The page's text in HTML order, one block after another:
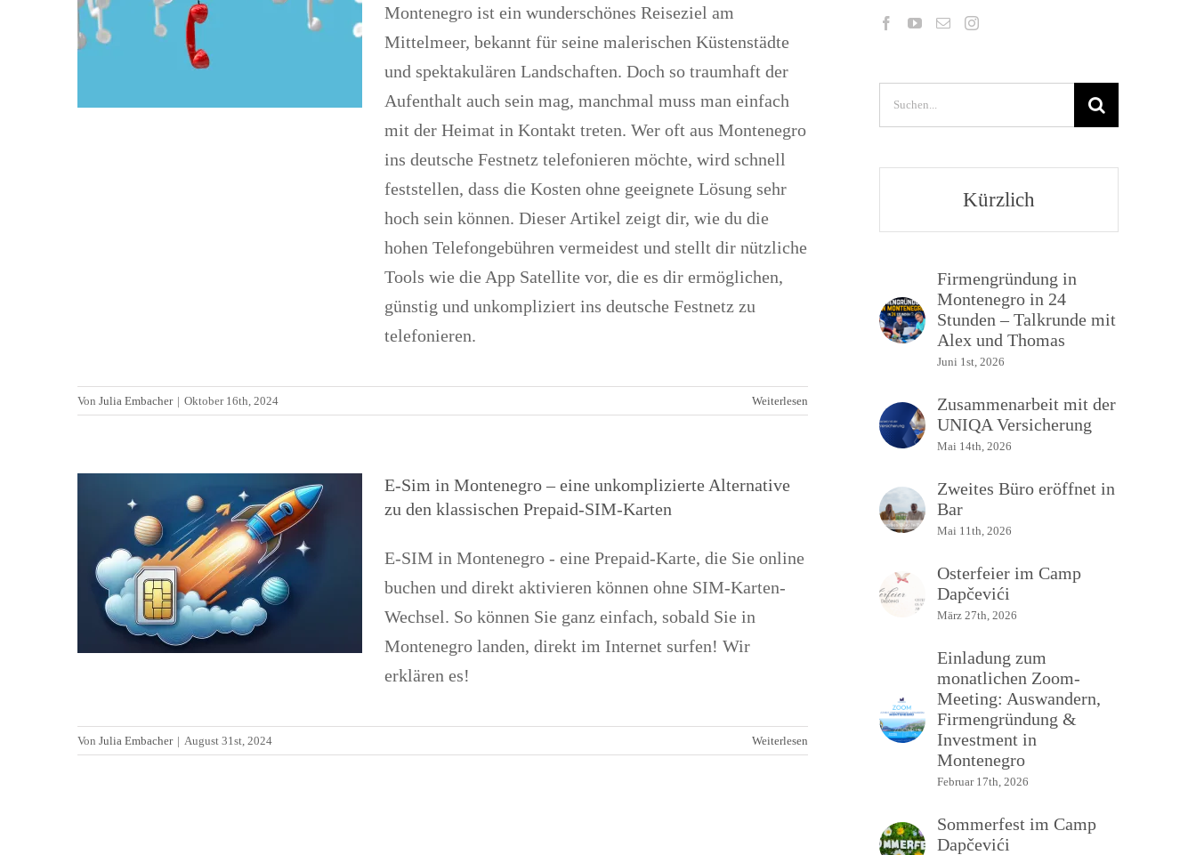
Montenegro ist ein wunderschönes Reiseziel am
Mittelmeer, bekannt für seine malerischen Küstenstädte
und spektakulären Landschaften. Doch so traumhaft der
Aufenthalt auch sein mag, manchmal muss man einfach
mit der Heimat in Kontakt treten. Wer oft aus Montenegro
ins deutsche Festnetz telefonieren möchte, wird schnell
feststellen, dass die Kosten ohne geeignete Lösung sehr
hoch sein können. Dieser Artikel zeigt dir, wie du die
hohen Telefongebühren vermeidest und stellt dir nützliche
Tools wie die App Satellite vor, die es dir ermöglichen,
günstig und unkompliziert ins deutsche Festnetz zu
telefonieren.
Von Julia Embacher | Oktober 16th, 2024 Weiterlesen
zu den klassischen Prepaid-
Telefon
E-Sim in Montenegro – eine unkomplizierte Alternative
zu den klassischen Prepaid-SIM-Karten
E-SIM in Montenegro - eine Prepaid-Karte, die Sie online
buchen und direkt aktivieren können ohne SIM-Karten-
Wechsel. So können Sie ganz einfach, sobald Sie in
Montenegro landen, direkt im Internet surfen! Wir
erklären es!
Von Julia Embacher | August 31st, 2024 Weiterlesen
Suche
nach:
Kürzlich
Firmengründung in
Montenegro in 24
Stunden – Talkrunde mit
Alex und Thomas
Juni 1st, 2026
Zusammenarbeit mit der
UNIQA Versicherung
Mai 14th, 2026
Zweites Büro eröffnet in
Bar
Mai 11th, 2026
Osterfeier im Camp
Dapčevići
März 27th, 2026
Einladung zum
monatlichen Zoom-
Meeting: Auswandern,
Firmengründung &
Investment in
Montenegro
Februar 17th, 2026
Sommerfest im Camp
Dapčevići